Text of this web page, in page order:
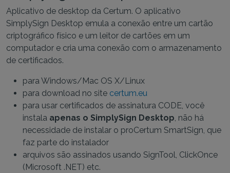
Aplicativo de desktop da Certum. O aplicativo
SimplySign Desktop emula a conexão entre um cartão
criptográfico físico e um leitor de cartões em um
computador e cria uma conexão com o armazenamento
de certificados.
para Windows/Mac OS X/Linux
para download no site certum.eu
para usar certificados de assinatura CODE, você
instala apenas o SimplySign Desktop, não há
necessidade de instalar o proCertum SmartSign, que
faz parte do instalador
arquivos são assinados usando SignTool, ClickOnce
(Microsoft .NET) etc.